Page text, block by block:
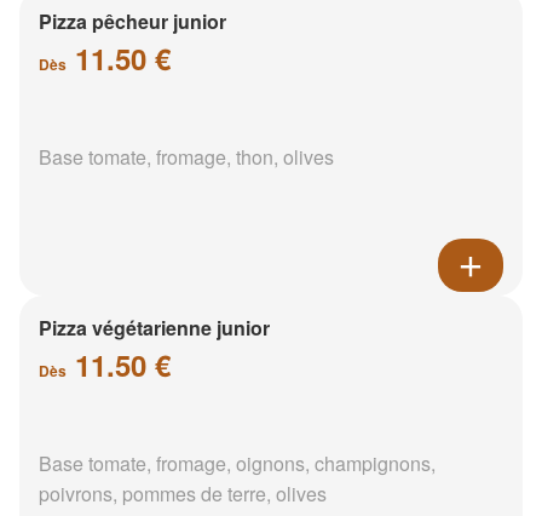
Pizza pêcheur junior
Dès 11.50 €
Base tomate, fromage, thon, olives
Pizza végétarienne junior
Dès 11.50 €
Base tomate, fromage, oignons, champignons,
poivrons, pommes de terre, olives